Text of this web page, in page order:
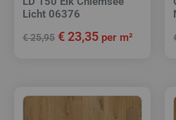
Licht 06376
€25,95 €23,35 per m²